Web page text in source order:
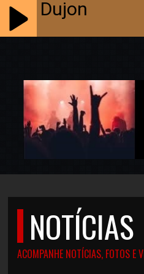
Dujon
NOTÍCIAS
ACOMPANHE NOTÍCIAS, FOTOS E